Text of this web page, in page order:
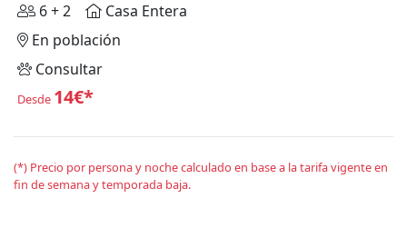
6 + 2
Casa Entera
En población
Consultar
Desde 14€*
(*) Precio por persona y noche calculado en base a la tarifa vigente en
fin de semana y temporada baja.